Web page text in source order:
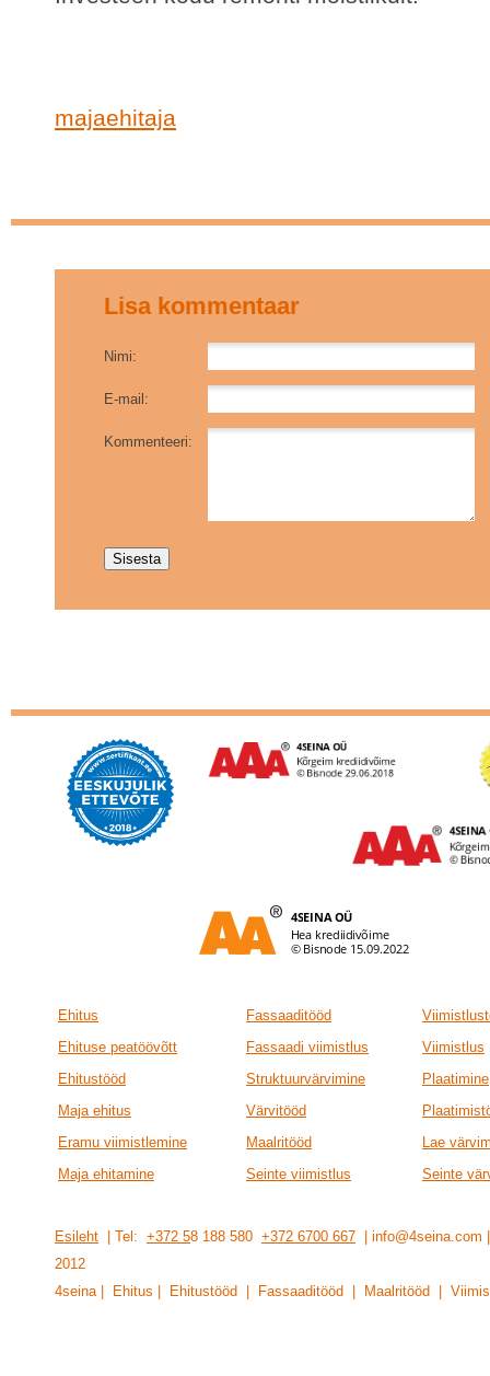
majaehitaja
Lisa kommentaar
Nimi:
E-mail:
Kommenteeri:
Ehitus Fassaaditööd
Ehituse peatöövõtt
Fassaadi viimistlus
Viimistlus
Ehitustööd
Struktuurvärvimine
Plaatimine
Maja ehitus
Värvitööd
Eramu viimistlemine
Maalritööd
Lae
Maja ehitamine
Seinte viimistlus Seinte
Esileht | Tel: +372 58 188 580 +372 6700 667 |
201 2
4seina | Ehitus | Ehitustööd | Fassaaditööd | Maalritööd |